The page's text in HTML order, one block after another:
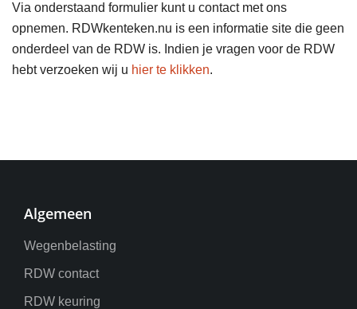
Via onderstaand formulier kunt u contact met ons
opnemen. RDWkenteken.nu is een informatie site die geen
onderdeel van de RDW is. Indien je vragen voor de RDW
hebt verzoeken wij u hier te klikken.
Algemeen
Wegenbelasting
RDW contact
RDW keuring